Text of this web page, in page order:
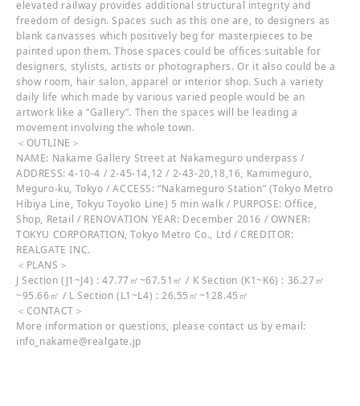
elevated railway provides additional structural integrity and
freedom of design. Spaces such as this one are, to designers as
blank canvasses which positively beg for masterpieces to be
painted upon them. Those spaces could be offices suitable for
designers, stylists, artists or photographers. Or it also could be a
show room, hair salon, apparel or interior shop. Such a variety
daily life which made by various varied people would be an
artwork like a “Gallery”. Then the spaces will be leading a
movement involving the whole town.
＜OUTLINE＞
NAME: Nakame Gallery Street at Nakameguro underpass /
ADDRESS: 4-10-4 / 2-45-14,12 / 2-43-20,18,16, Kamimeguro,
Meguro-ku, Tokyo / ACCESS: “Nakameguro Station” (Tokyo Metro
Hibiya Line, Tokyu Toyoko Line) 5 min walk / PURPOSE: Office,
Shop, Retail / RENOVATION YEAR: December 2016 / OWNER:
TOKYU CORPORATION, Tokyo Metro Co., Ltd / CREDITOR:
REALGATE INC.
＜PLANS＞
J Section (J1~J4) : 47.77㎡~67.51㎡ / K Section (K1~K6) : 36.27㎡
~95.66㎡ / L Section (L1~L4) : 26.55㎡~128.45㎡
＜CONTACT＞
More information or questions, please contact us by email:
info_nakame@realgate.jp